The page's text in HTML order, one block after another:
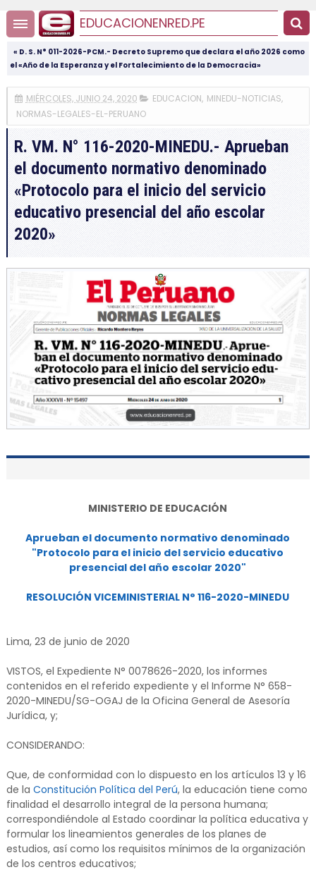
EDUCACIONENRED.PE
« D. S. N° 011-2026-PCM.- Decreto Supremo que declara el año 2026 como
el «Año de la Esperanza y el Fortalecimiento de la Democracia»
MIÉRCOLES, JUNIO 24, 2020 EDUCACION, MINEDU-NOTICIAS,
NORMAS-LEGALES-EL-PERUANO
R. VM. N° 116-2020-MINEDU.- Aprueban
el documento normativo denominado
«Protocolo para el inicio del servicio
educativo presencial del año escolar
2020»
MINISTERIO DE EDUCACIÓN
Aprueban el documento normativo denominado
"Protocolo para el inicio del servicio educativo
presencial del año escolar 2020"
RESOLUCIÓN VICEMINISTERIAL N° 116-2020-MINEDU
Lima, 23 de junio de 2020
VISTOS, el Expediente N° 0078626-2020, los informes
contenidos en el referido expediente y el Informe N° 658-
2020-MINEDU/SG-OGAJ de la Oficina General de Asesoría
Jurídica, y;
CONSIDERANDO:
Que, de conformidad con lo dispuesto en los artículos 13 y 16
de la Constitución Política del Perú, la educación tiene como
finalidad el desarrollo integral de la persona humana;
correspondiéndole al Estado coordinar la política educativa y
formular los lineamientos generales de los planes de
estudios, así como los requisitos mínimos de la organización
de los centros educativos;